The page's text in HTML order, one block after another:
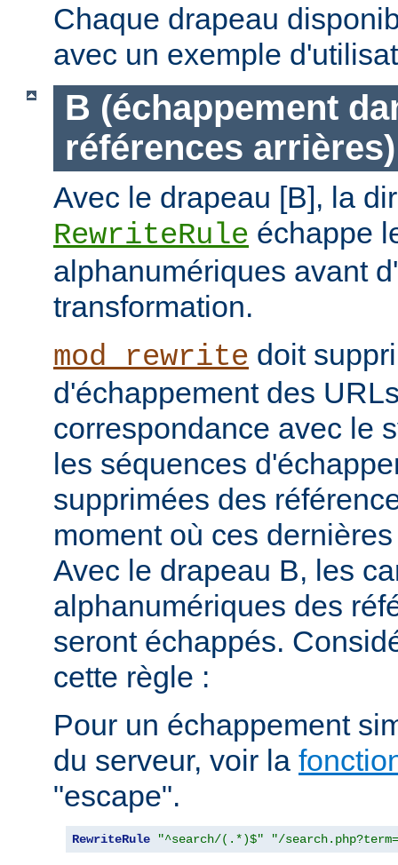
Chaque drapeau
avec un exemple
B (échappement
références arrières)
Avec le drapeau [B], la
RewriteRule échappe
alphanumériques avant
transformation.
mod_rewrite doit
d'échappement des
correspondance avec le
les séquences
supprimées des
moment où ces
Avec le drapeau B, les
alphanumériques des
seront échappés.
cette règle :
Pour un échappement
du serveur, voir la
"escape".
RewriteRule "^search/(.*)$" "/